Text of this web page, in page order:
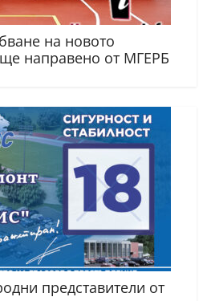
на новото
направено от МГЕРБ
представители от